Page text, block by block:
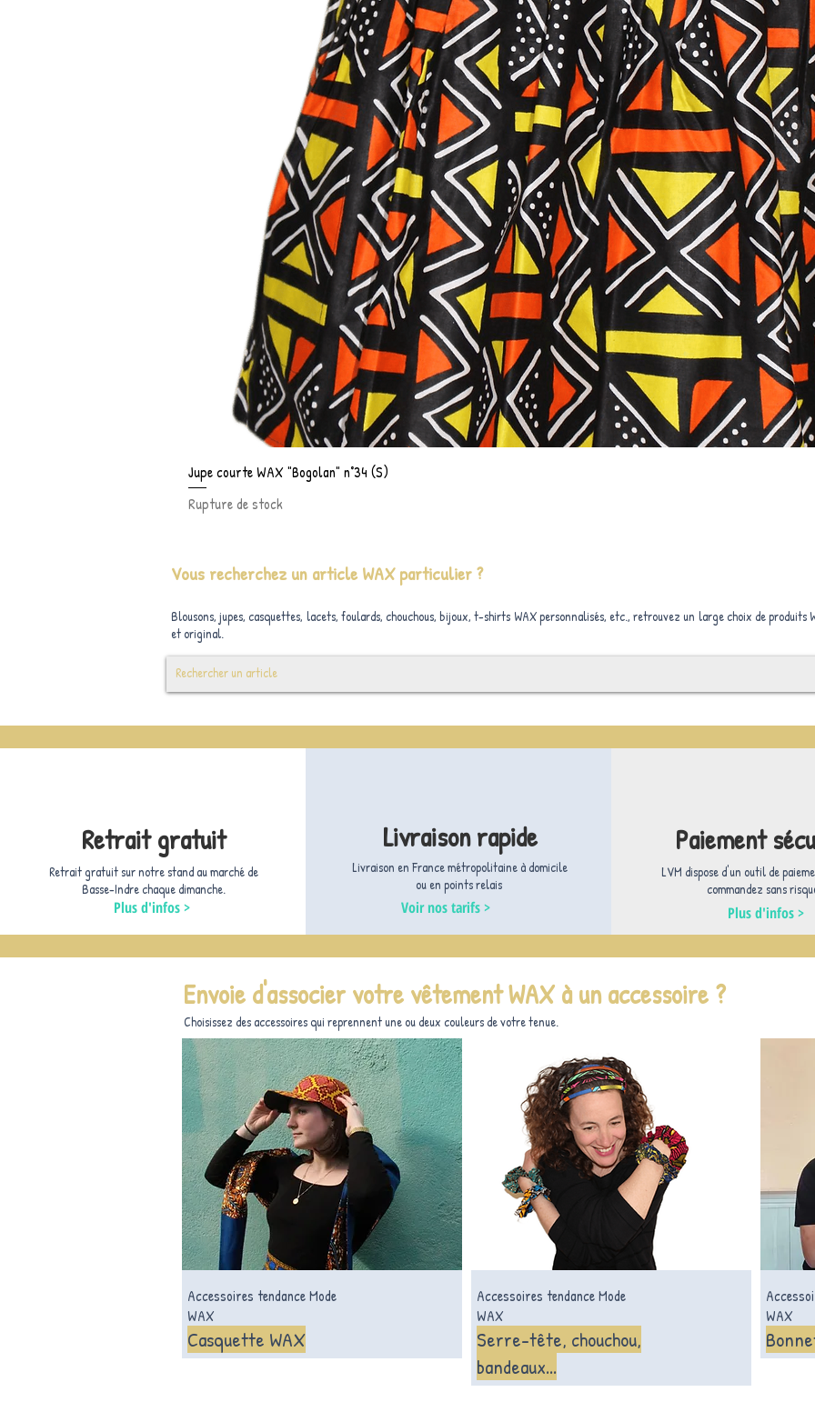
Jupe courte WAX "Bogolan" n°34 (S)
Rupture de stock
Vous recherchez un article WAX particulier ?
Blousons, jupes, casquettes, lacets, foulards, chouchous, bijoux, t-shirts WAX personnalisés, etc., retrouvez un large choix de produits
et original.
Retrait gratuit
Retrait gratuit sur notre stand au marché de
Basse-Indre chaque dimanche.
Plus d'infos >
Livraison rapide
Livraison en France métropolitaine à domicile
ou en points relais
Voir nos tarifs >
Paiement
LVM dispose d'un outil de
commandez sans
Plus d'infos >
Envoie d'associer votre vêtement WAX à un accessoire ?
Choisissez des accessoires qui reprennent une ou deux couleurs de votre tenue.
Accessoires tendance Mode
WAX
Casquette WAX
Accessoires tendance Mode
WAX
Serre-tête, chouchou,
bandeaux...
WAX